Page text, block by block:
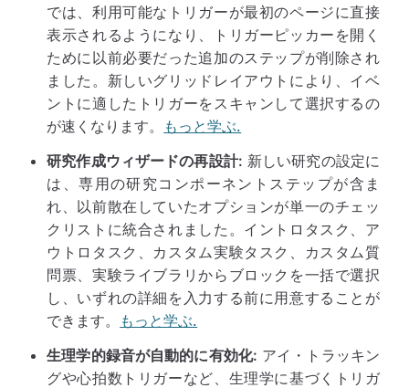
では、利用可能なトリガーが最初のページに直接
表示されるようになり、トリガーピッカーを開く
ために以前必要だった追加のステップが削除され
ました。新しいグリッドレイアウトにより、イベ
ントに適したトリガーをスキャンして選択するの
が速くなります。
もっと学ぶ.
研究作成ウィザードの再設計: 新しい研究の設定に
は、専用の研究コンポーネントステップが含ま
れ、以前散在していたオプションが単一のチェッ
クリストに統合されました。イントロタスク、ア
ウトロタスク、カスタム実験タスク、カスタム質
問票、実験ライブラリからブロックを一括で選択
し、いずれの詳細を入力する前に用意することが
できます。
もっと学ぶ.
生理学的録音が自動的に有効化: アイ・トラッキン
グや心拍数トリガーなど、生理学に基づくトリガ